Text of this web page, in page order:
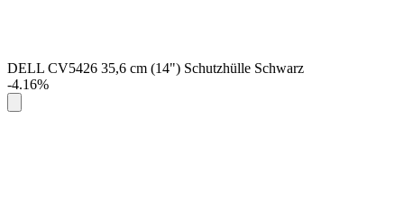
DELL CV5426 35,6 cm (14") Schutzhülle Schwarz
-4.16%